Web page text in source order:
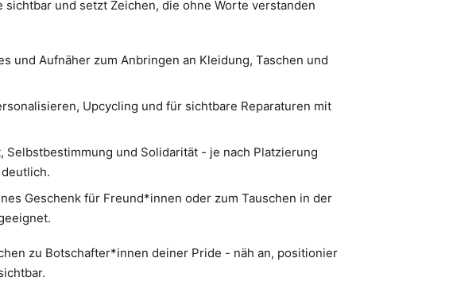
sichtbar und setzt Zeichen, die ohne Worte verstanden
und Aufnäher zum Anbringen an Kleidung, Taschen und
Upcycling und für sichtbare Reparaturen mit
Selbstbestimmung und Solidarität - je nach Platzierung
Geschenk für Freund*innen oder zum Tauschen in der
zu Botschafter*innen deiner Pride - näh an, positionier